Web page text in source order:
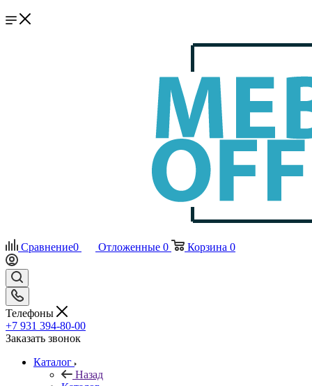
Сравнение0 Отложенные 0 Корзина 0
Телефоны
+7 931 394-80-00
Заказать звонок
Каталог
Назад